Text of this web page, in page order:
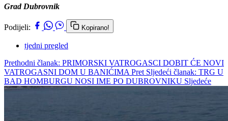
Grad Dubrovnik
Podijeli: Kopirano!
tjedni pregled
Prethodni članak: PRIMORSKI VATROGASCI DOBIT ĆE NOVI
VATROGASNI DOM U BANIĆIMA Pret Sljedeći članak: TRG U
BAD HOMBURGU NOSI IME PO DUBROVNIKU Sljedeće